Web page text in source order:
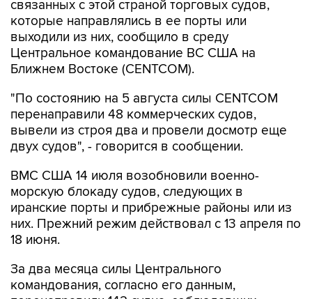
связанных с этой страной торговых судов,
которые направлялись в ее порты или
выходили из них, сообщило в среду
Центральное командование ВС США на
Ближнем Востоке (CENTCOM).
"По состоянию на 5 августа силы CENTCOM
перенаправили 48 коммерческих судов,
вывели из строя два и провели досмотр еще
двух судов", - говорится в сообщении.
ВМС США 14 июля возобновили военно-
морскую блокаду судов, следующих в
иранские порты и прибрежные районы или из
них. Прежний режим действовал с 13 апреля по
18 июня.
За два месяца силы Центрального
командования, согласно его данным,